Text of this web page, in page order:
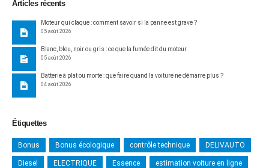
Articles récents
Moteur qui claque : comment savoir si la panne est grave ?
05 août 2026
Blanc, bleu, noir ou gris : ce que la fumée dit du moteur
05 août 2026
Batterie à plat ou morte : que faire quand la voiture ne démarre plus ?
04 août 2026
Étiquettes
Bonus Bonus écologique contrôle technique DELIVAUTO
Diesel ELECTRIQUE Essence estimation voiture en ligne